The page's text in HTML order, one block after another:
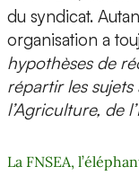
du syndicat.
organisation a
hypothèses de
répartir les
l’Agriculture, de
La FNSEA,